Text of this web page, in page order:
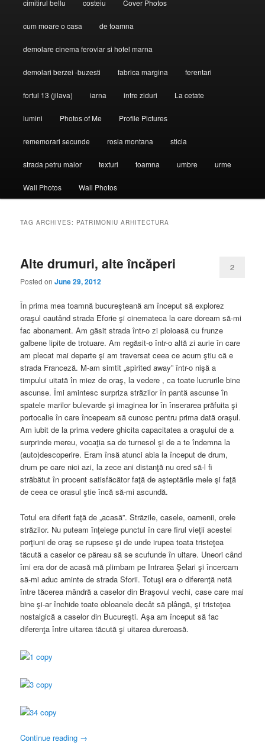
cimitirul bellu costeiu Cover Photos
cum moare o casa de toamna
demolare cinema feroviar si hotel marna
demolari berzei -buzesti fabrica margina ferentari
fortul 13 (jilava) iarna intre ziduri La cetate
lumini Photos of Me Profile Pictures
rememorari secunde rosia montana sticla
strada petru maior texturi toamna umbre urme
Wall Photos Wall Photos
TAG ARCHIVES: PATRIMONIU ARHITECTURA
Alte drumuri, alte încăperi
Posted onJune 29, 2012
2
În prima mea toamnă bucureşteană am început să explorez
oraşul cautând strada Eforie şi cinemateca la care doream să-mi
fac abonament. Am găsit strada într-o zi ploioasă cu frunze
galbene lipite de trotuare. Am regăsit-o într-o altă zi aurie în care
am plecat mai departe şi am traversat ceea ce acum ştiu că e
strada Franceză. M-am simtit „spirited away” într-o nişă a
timpului uitată în miez de oraş, la vedere , ca toate lucrurile bine
ascunse. Îmi amintesc surpriza străzilor în pantă ascunse în
spatele marilor bulevarde şi imaginea lor în înserarea prăfuita şi
portocalie în care începeam să cunosc pentru prima dată oraşul.
Am iubit de la prima vedere ghicita capacitatea a oraşului de a
surprinde mereu, vocaţia sa de turnesol şi de a te îndemna la
(auto)descoperire. Eram însă atunci abia la început de drum,
drum pe care nici azi, la zece ani distanţă nu cred să-l fi
străbătut în procent satisfăcător faţă de aşteptările mele şi faţă
de ceea ce orasul ştie încă să-mi ascundă.
Totul era diferit faţă de „acasă”. Străzile, casele, oamenii, orele
străzilor. Nu puteam înţelege punctul în care firul vieţii acestei
porţiuni de oraş se rupsese şi de unde irupea toata tristeţea
tăcută a caselor ce păreau să se scufunde în uitare. Uneori când
îmi era dor de acasă mă plimbam pe Intrarea Şelari şi încercam
să-mi aduc aminte de strada Sforii. Totuşi era o diferenţă netă
între tăcerea mândră a caselor din Braşovul vechi, case care mai
bine şi-ar închide toate obloanele decât să plângă, şi tristeţea
nostalgică a caselor din Bucureşti. Aşa am început să fac
diferenţa între uitarea tăcută şi uitarea dureroasă.
Continue reading →